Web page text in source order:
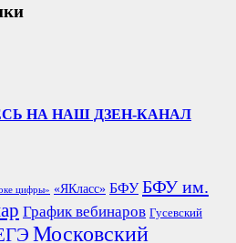
НА НАШ ДЗЕН-КАНАЛ
цифры» «ЯКласс» БФУ БФУ им.
График вебинаров Гусевский
Московский